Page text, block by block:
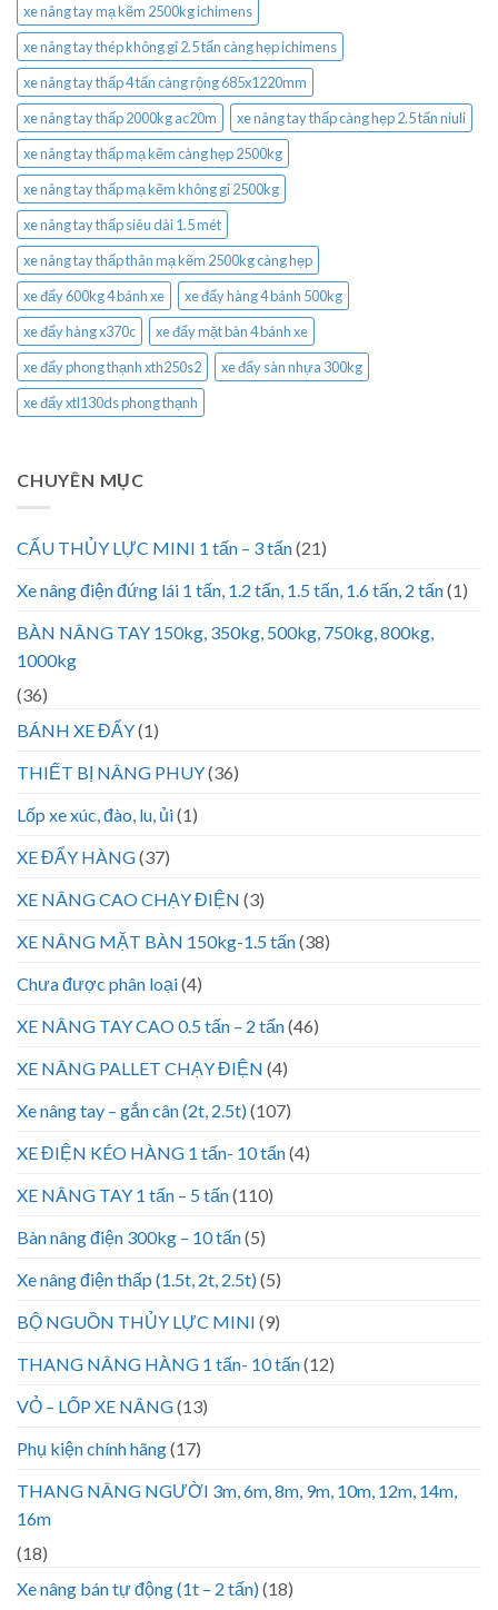
xe nâng tay mạ kẽm 2500kg ichimens
xe nâng tay thép không gỉ 2.5 tấn càng hẹp ichimens
xe nâng tay thấp 4 tấn càng rộng 685x1220mm
xe nâng tay thấp 2000kg ac20m
xe nâng tay thấp càng hẹp 2.5 tấn niuli
xe nâng tay thấp mạ kẽm càng hẹp 2500kg
xe nâng tay thấp mạ kẽm không gỉ 2500kg
xe nâng tay thấp siêu dài 1.5 mét
xe nâng tay thấp thân mạ kẽm 2500kg càng hẹp
xe đẩy 600kg 4 bánh xe
xe đẩy hàng 4 bánh 500kg
xe đẩy hàng x370c
xe đẩy mặt bàn 4 bánh xe
xe đẩy phong thạnh xth250s2
xe đẩy sàn nhựa 300kg
xe đẩy xtl130ds phong thạnh
CHUYÊN MỤC
CẨU THỦY LỰC MINI 1 tấn – 3 tấn(21)
Xe nâng điện đứng lái 1 tấn, 1.2 tấn, 1.5 tấn, 1.6 tấn, 2 tấn(1)
BÀN NÂNG TAY 150kg, 350kg, 500kg, 750kg, 800kg,
1000kg
(36)
BÁNH XE ĐẨY(1)
THIẾT BỊ NÂNG PHUY(36)
Lốp xe xúc, đào, lu, ủi(1)
XE ĐẨY HÀNG(37)
XE NÂNG CAO CHẠY ĐIỆN (3)
XE NÂNG MẶT BÀN 150kg-1.5 tấn(38)
Chưa được phân loại(4)
XE NÂNG TAY CAO 0.5 tấn – 2 tấn(46)
XE NÂNG PALLET CHẠY ĐIỆN (4)
Xe nâng tay – gắn cân (2t, 2.5t)(107)
XE ĐIỆN KÉO HÀNG 1 tấn- 10 tấn(4)
XE NÂNG TAY 1 tấn – 5 tấn(110)
Bàn nâng điện 300kg – 10 tấn(5)
Xe nâng điện thấp (1.5t, 2t, 2.5t)(5)
BỘ NGUỒN THỦY LỰC MINI (9)
THANG NÂNG HÀNG 1 tấn- 10 tấn(12)
VỎ – LỐP XE NÂNG(13)
Phụ kiện chính hãng(17)
THANG NÂNG NGƯỜI 3m, 6m, 8m, 9m, 10m, 12m, 14m,
16m
(18)
Xe nâng bán tự động (1t – 2 tấn)(18)